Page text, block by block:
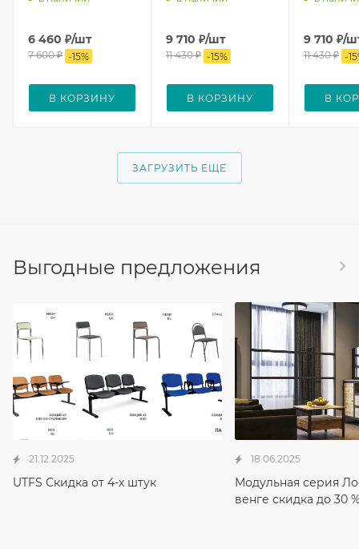
6 460 ₽/шт
7 600₽ -15%
В КОРЗИНУ
9 710 ₽/шт
11 430₽ -15%
В КОРЗИНУ
9 710 ₽/
11 430₽ -15
В
ЗАГРУЗИТЬ ЕЩЕ
Выгодные предложения
21.12.2025
UTFS Скидка от 4-х штук
18.06.2025
Модульная серия
венге скидка до 30